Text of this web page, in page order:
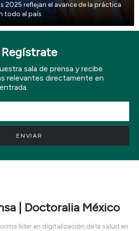
2025 reflejan el avance de la práctica
todo el país.
Regístrate
sala de prensa y recibe
relevantes directamente en
| Doctoralia México
líder en digitalización de la salud en